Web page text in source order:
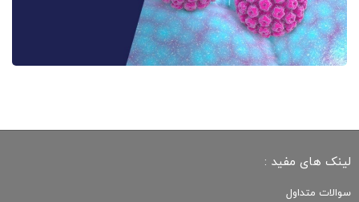
لینک های مفید :
سوالات متداول